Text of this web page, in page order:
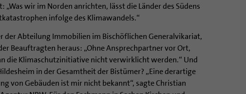
„Was wir im Norden anrichten, lässt die Länder des Südens
infolge des Klimawandels.“
der Abteilung Immobilien im Bischöflichen Generalvikariat,
Beauftragten heraus: „Ohne Ansprechpartner vor Ort,
die Klimaschutzinitiative nicht verwirklicht werden.“ Und
in der Gesamtheit der Bistümer? „Eine derartige
von Gebäuden ist mir nicht bekannt“, sagte Christian